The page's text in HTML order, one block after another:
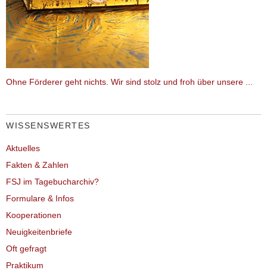
Ohne Förderer geht nichts. Wir sind stolz und froh über unsere ...
WISSENSWERTES
Aktuelles
Fakten & Zahlen
FSJ im Tagebucharchiv?
Formulare & Infos
Kooperationen
Neuigkeitenbriefe
Oft gefragt
Praktikum